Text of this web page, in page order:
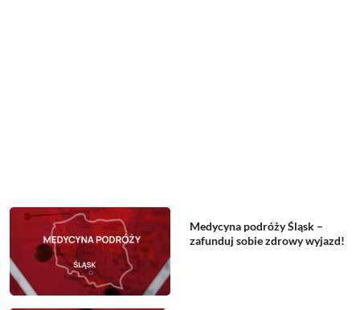
Medycyna podróży Śląsk –
zafunduj sobie zdrowy wyjazd!